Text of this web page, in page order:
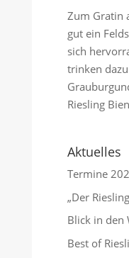
Zum Gratin
gut ein
sich
trinken
Riesling
Aktuelles
Termine
„Der
Blick in den
Best of